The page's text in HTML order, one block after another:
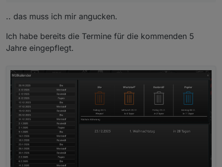
.. das muss ich mir angucken.
Ich habe bereits die Termine für die kommenden 5
Jahre eingepflegt.